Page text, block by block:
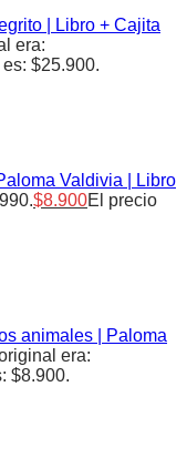
| Libro + Cajita
era:
$25.900.
Valdivia | Libro
$8.900El precio
animales | Paloma
era:
$8.900.